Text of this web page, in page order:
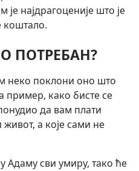
је најдрагоценије што је
коштало.
ПОТРЕБАН?
неко поклони оно што
пример, како бисте се
да вам плати
а које сами не
Адаму сви умиру, тако ће